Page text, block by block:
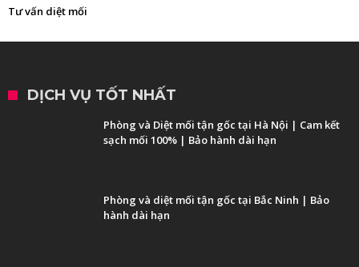
Tư vấn diệt mối
DỊCH VỤ TỐT NHẤT
Phòng và Diệt mối tận gốc tại Hà Nội | Cam kết
sạch mối 100% | Bảo hành dài hạn
Phòng và diệt mối tận gốc tại Bắc Ninh | Bảo
hành dài hạn